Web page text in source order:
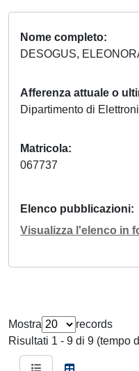
Nome completo
DESOGUS,
Afferenza attuale o
Dipartimento di
Matricola
067737
Elenco pubblicazioni
Visualizza l'elenco in
Mostra
records
Risultati 1 - 9 di 9 (tempo